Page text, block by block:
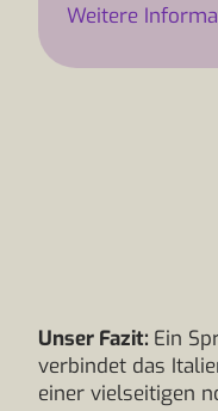
Weitere
Unser Fazit: Ein
verbindet das
einer vielseitigen